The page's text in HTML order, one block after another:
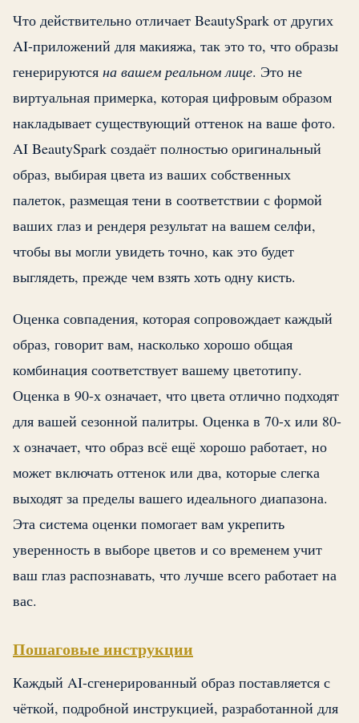
Что действительно отличает BeautySpark от других
AI-приложений для макияжа, так это то, что образы
генерируются на вашем реальном лице. Это не
виртуальная примерка, которая цифровым образом
накладывает существующий оттенок на ваше фото.
AI BeautySpark создаёт полностью оригинальный
образ, выбирая цвета из ваших собственных
палеток, размещая тени в соответствии с формой
ваших глаз и рендеря результат на вашем селфи,
чтобы вы могли увидеть точно, как это будет
выглядеть, прежде чем взять хоть одну кисть.
Оценка совпадения, которая сопровождает каждый
образ, говорит вам, насколько хорошо общая
комбинация соответствует вашему цветотипу.
Оценка в 90-х означает, что цвета отлично подходят
для вашей сезонной палитры. Оценка в 70-х или 80-
х означает, что образ всё ещё хорошо работает, но
может включать оттенок или два, которые слегка
выходят за пределы вашего идеального диапазона.
Эта система оценки помогает вам укрепить
уверенность в выборе цветов и со временем учит
ваш глаз распознавать, что лучше всего работает на
вас.
Пошаговые инструкции
Каждый AI-сгенерированный образ поставляется с
чёткой, подробной инструкцией, разработанной для